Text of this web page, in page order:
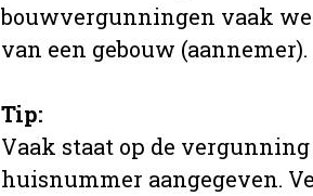
bouwvergunningen vaak
van een gebouw (aannemer).
Tip:
Vaak staat op de
huisnummer aangegeven.